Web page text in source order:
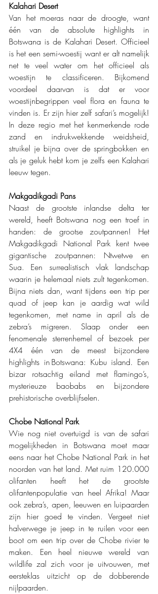
Kalahari Desert
Van het moeras naar de droogte, want
één van de absolute highlights in
Botswana is de Kalahari Desert. Officieel
is het een semi-woestij want er alt namelijk
net te veel water om het officieel als
woestijn te classificeren. Bijkomend
voordeel daarvan is dat er voor
woestijnbegrippen veel flora en fauna te
vinden is. Er zijn hier zelf safari’s mogelijk!
In deze regio met het kenmerkende rode
zand en indrukwekkende weidsheid,
struikel je bijna over de springbokken en
als je geluk hebt kom je zelfs een Kalahari
leeuw tegen.
Makgadikgadi Pans
Naast de grootste inlandse delta ter
wereld, heeft Botswana nog een troef in
handen: de grootse zoutpannen! Het
Makgadikgadi National Park kent twee
gigantische zoutpannen: Ntwetwe en
Sua. Een surrealistisch vlak landschap
waarin je helemaal niets zult tegenkomen.
Bijna niets dan, want tijdens een trip per
quad of jeep kan je aardig wat wild
tegenkomen, met name in april als de
zebra’s migreren. Slaap onder een
fenomenale sterrenhemel of bezoek per
4X4 één van de meest bijzondere
highlights in Botswana: Kubu island. Een
bizar rotsachtig eiland met flamingo’s,
mysterieuze baobabs en bijzondere
prehistorische overblijfselen.
Chobe National Park
Wie nog niet overtuigd is van de safari
mogelijkheden in Botswana moet maar
eens naar het Chobe National Park in het
noorden van het land. Met ruim 120.000
olifanten heeft het de grootste
olifantenpopulatie van heel Afrika! Maar
ook zebra’s, apen, leeuwen en luipaarden
zijn hier goed te vinden. Vergeet niet
halverwege je jeep in te ruilen voor een
boot om een trip over de Chobe rivier te
maken. Een heel nieuwe wereld van
wildlife zal zich voor je uitvouwen, met
eersteklas uitzicht op de dobberende
nijlpaarden.